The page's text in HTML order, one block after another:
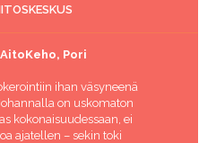
Pori
ihan väsyneenä
on uskomaton
kokonaisuudessaan, ei
ajatellen – sekin toki